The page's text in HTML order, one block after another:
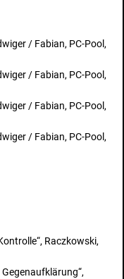
/ Fabian, PC-Pool,
/ Fabian, PC-Pool,
/ Fabian, PC-Pool,
/ Fabian, PC-Pool,
Raczkowski,